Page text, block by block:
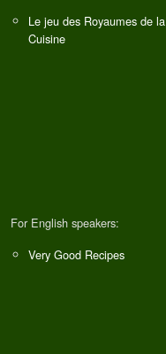
Le jeu des Royaumes de la
Cuisine
For English speakers:
Very Good Recipes